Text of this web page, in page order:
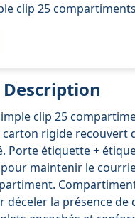
clip 25
Description
clip 25
carton rigide recouvert
Porte étiquette +
maintenir le
déceler la présence de